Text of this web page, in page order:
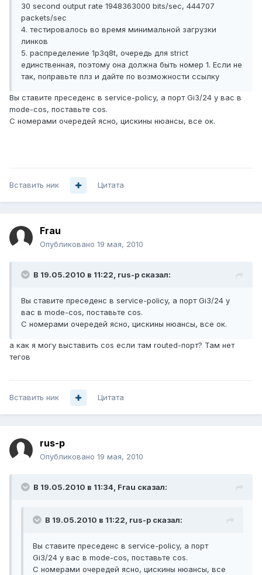
30 second output rate 1948363000 bits/sec, 444707
packets/sec
4. тестировалось во время минимальной загрузки
линков
5. распределение 1p3q8t, очередь для strict
единственная, поэтому она должна быть номер 1. Если не
так, поправьте плз и дайте по возможности ссылку
Вы ставите преседенс в service-policy, а порт Gi3/24 у вас в
mode-cos, поставьте cos.
С номерами очередей ясно, цискины нюансы, все ок.
Вставить ник Цитата
Frau
Опубликовано 19 мая, 2010
В 19.05.2010 в 11:22, rus-p сказал:
Вы ставите преседенс в service-policy, а порт Gi3/24 у
вас в mode-cos, поставьте cos.
С номерами очередей ясно, цискины нюансы, все ок.
а как я могу выставить cos если там routed-порт? Там нет
тегов
Вставить ник Цитата
rus-p
Опубликовано 19 мая, 2010
В 19.05.2010 в 11:34, Frau сказал:
В 19.05.2010 в 11:22, rus-p сказал:
Вы ставите преседенс в service-policy, а порт
Gi3/24 у вас в mode-cos, поставьте cos.
С номерами очередей ясно, цискины нюансы, все